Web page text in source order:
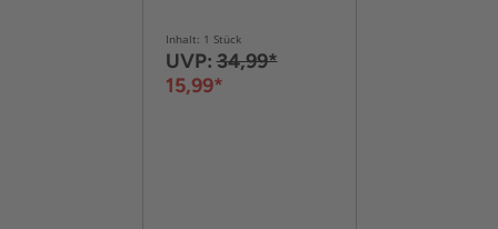
Inhalt: 1 Stück
UVP:34,99*
15,99*